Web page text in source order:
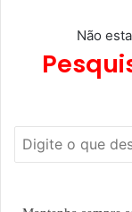
Não